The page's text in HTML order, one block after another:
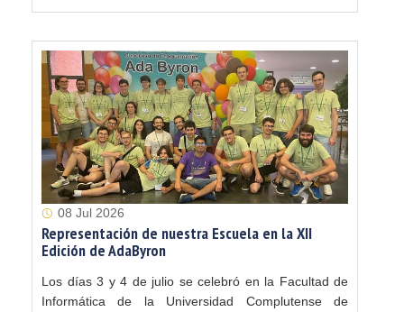
08 Jul 2026
Representación de nuestra Escuela en la XII
Edición de AdaByron
Los días 3 y 4 de julio se celebró en la Facultad de
Informática de la Universidad Complutense de